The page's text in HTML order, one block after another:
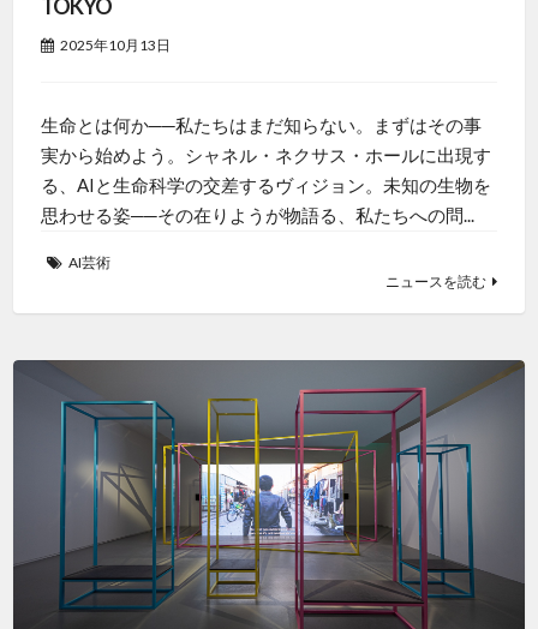
TOKYO
2025年10月13日
生命とは何か──私たちはまだ知らない。まずはその事
実から始めよう。シャネル・ネクサス・ホールに出現す
る、AIと生命科学の交差するヴィジョン。未知の生物を
思わせる姿──その在りようが物語る、私たちへの問...
AI芸術
ニュースを読む